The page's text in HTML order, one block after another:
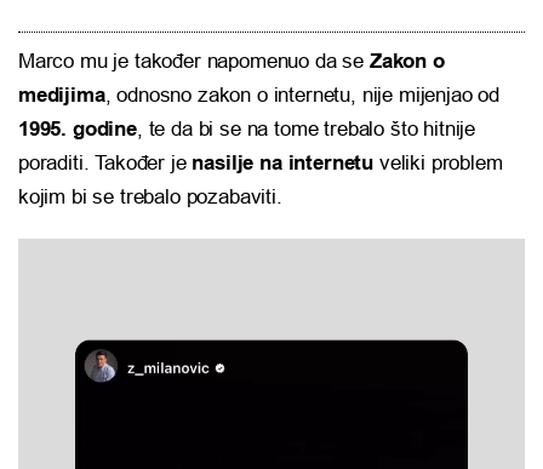
Marco mu je također napomenuo da se Zakon o
medijima, odnosno zakon o internetu, nije mijenjao od
1995. godine, te da bi se na tome trebalo što hitnije
poraditi. Također je nasilje na internetu veliki problem
kojim bi se trebalo pozabaviti.